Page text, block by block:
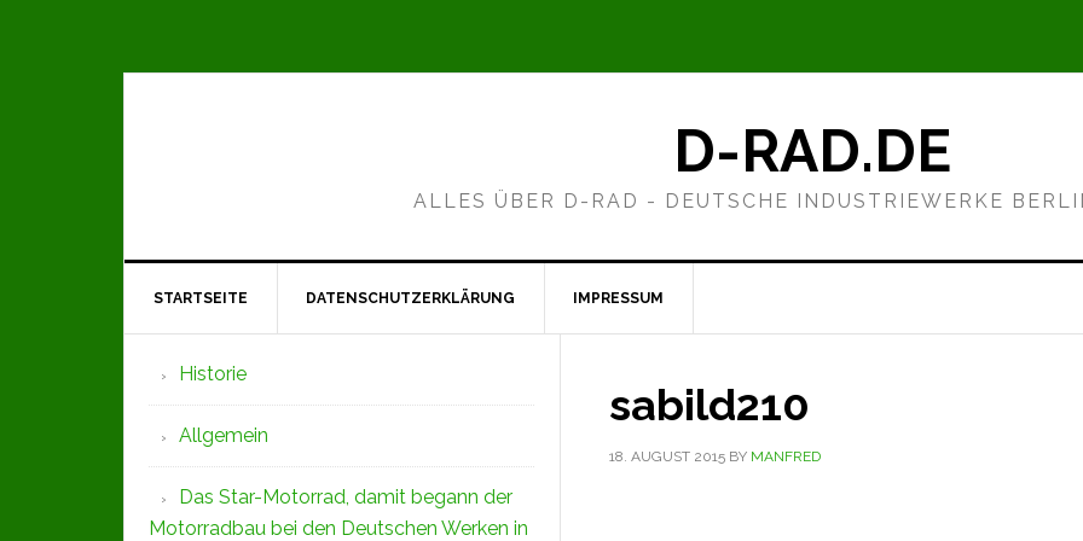
D-RAD.DE
ALLES ÜBER D-RAD - DEUTSCHE INDUSTRIEWERKE
STARTSEITE DATENSCHUTZERKLÄRUNG IMPRESSUM
sabild210
18. AUGUST 2015 BY MANFRED
Seitenspalte
Historie
Allgemein
Das Star-Motorrad, damit begann der
Motorradbau bei den Deutschen Werken in